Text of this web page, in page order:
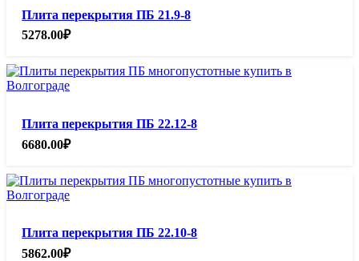
Плита перекрытия ПБ 21.9-8
5278.00₽
Плита перекрытия ПБ 22.12-8
6680.00₽
Плита перекрытия ПБ 22.10-8
5862.00₽